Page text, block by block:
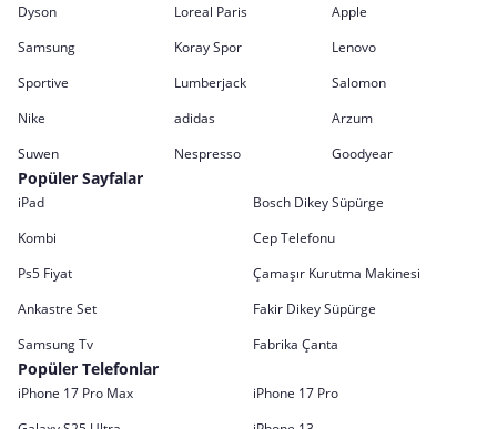
Dyson
Loreal Paris
Apple
Samsung
Koray Spor
Lenovo
Sportive
Lumberjack
Salomon
Nike
adidas
Arzum
Suwen
Nespresso Goodyear
Popüler Sayfalar
iPad
Bosch Dikey Süpürge
Kombi
Cep Telefonu
Ps5 Fiyat
Çamaşır Kurutma Makinesi
Ankastre Set
Fakir Dikey Süpürge
Samsung Tv
Fabrika Çanta
Popüler Telefonlar
iPhone 17 Pro Max
iPhone 17 Pro